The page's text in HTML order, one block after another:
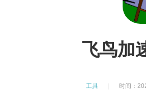
飞鸟加
工具 时间：